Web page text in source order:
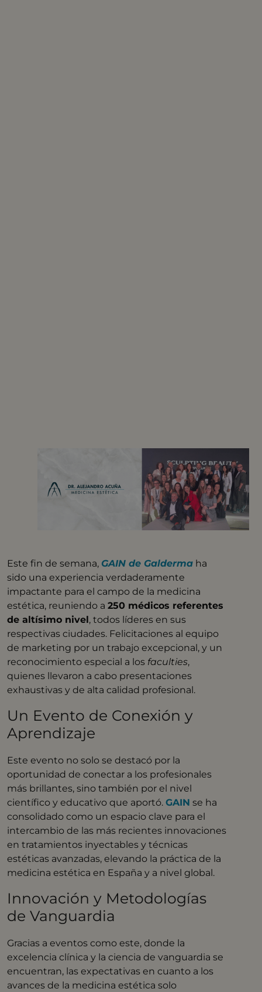
Este fin de semana, GAIN de Galderma ha
sido una experiencia verdaderamente
impactante para el campo de la medicina
estética, reuniendo a250 médicos referentes
de altísimo nivel, todos líderes en sus
respectivas ciudades. Felicitaciones al equipo
de marketing por un trabajo excepcional, y un
reconocimiento especial a los faculties,
quienes llevaron a cabo presentaciones
exhaustivas y de alta calidad profesional.
Un Evento de Conexión y
Aprendizaje
Este evento no solo se destacó por la
oportunidad de conectar a los profesionales
más brillantes, sino también por el nivel
científico y educativo que aportó.GAIN se ha
consolidado como un espacio clave para el
intercambio de las más recientes innovaciones
en tratamientos inyectables y técnicas
estéticas avanzadas, elevando la práctica de la
medicina estética en España y a nivel global.
Innovación y Metodologías
de Vanguardia
Gracias a eventos como este, donde la
excelencia clínica y la ciencia de vanguardia se
encuentran, las expectativas en cuanto a los
avances de la medicina estética solo